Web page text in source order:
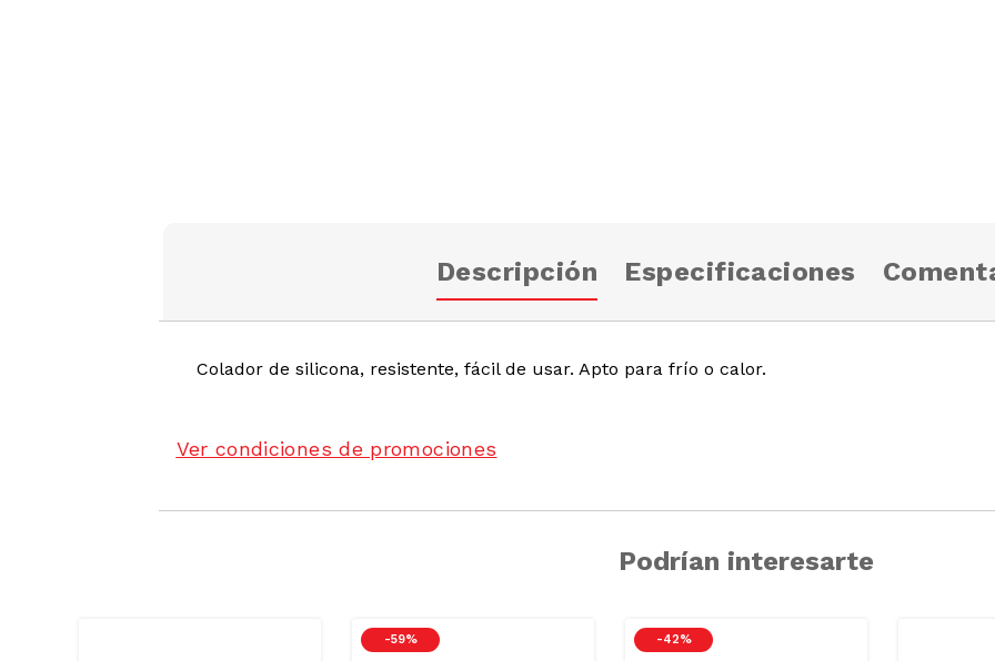
Descripción Especificaciones
Colador de silicona, resistente, fácil de usar. Apto para frío o calor.
Ver condiciones de promociones
Podrían interesarte
-59 % -42 %